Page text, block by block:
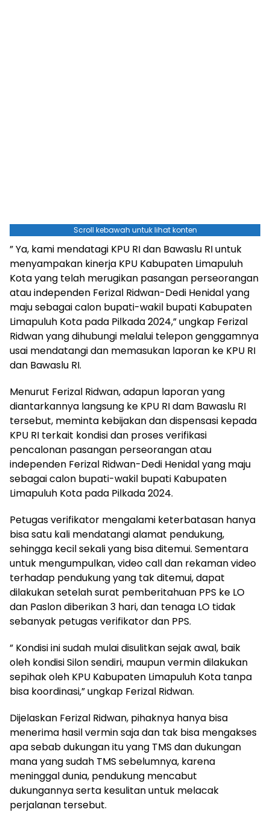
Scroll kebawah untuk lihat konten
” Ya, kami mendatagi KPU RI dan Bawaslu RI untuk
menyampakan kinerja KPU Kabupaten Limapuluh
Kota yang telah merugikan pasangan perseorangan
atau independen Ferizal Ridwan-Dedi Henidal yang
maju sebagai calon bupati-wakil bupati Kabupaten
Limapuluh Kota pada Pilkada 2024,” ungkap Ferizal
Ridwan yang dihubungi melalui telepon genggamnya
usai mendatangi dan memasukan laporan ke KPU RI
dan Bawaslu RI.
Menurut Ferizal Ridwan, adapun laporan yang
diantarkannya langsung ke KPU RI dam Bawaslu RI
tersebut, meminta kebijakan dan dispensasi kepada
KPU RI terkait kondisi dan proses verifikasi
pencalonan pasangan perseorangan atau
independen Ferizal Ridwan-Dedi Henidal yang maju
sebagai calon bupati-wakil bupati Kabupaten
Limapuluh Kota pada Pilkada 2024.
Petugas verifikator mengalami keterbatasan hanya
bisa satu kali mendatangi alamat pendukung,
sehingga kecil sekali yang bisa ditemui. Sementara
untuk mengumpulkan, video call dan rekaman video
terhadap pendukung yang tak ditemui, dapat
dilakukan setelah surat pemberitahuan PPS ke LO
dan Paslon diberikan 3 hari, dan tenaga LO tidak
sebanyak petugas verifikator dan PPS.
” Kondisi ini sudah mulai disulitkan sejak awal, baik
oleh kondisi Silon sendiri, maupun vermin dilakukan
sepihak oleh KPU Kabupaten Limapuluh Kota tanpa
bisa koordinasi,” ungkap Ferizal Ridwan.
Dijelaskan Ferizal Ridwan, pihaknya hanya bisa
menerima hasil vermin saja dan tak bisa mengakses
apa sebab dukungan itu yang TMS dan dukungan
mana yang sudah TMS sebelumnya, karena
meninggal dunia, pendukung mencabut
dukungannya serta kesulitan untuk melacak
perjalanan tersebut.